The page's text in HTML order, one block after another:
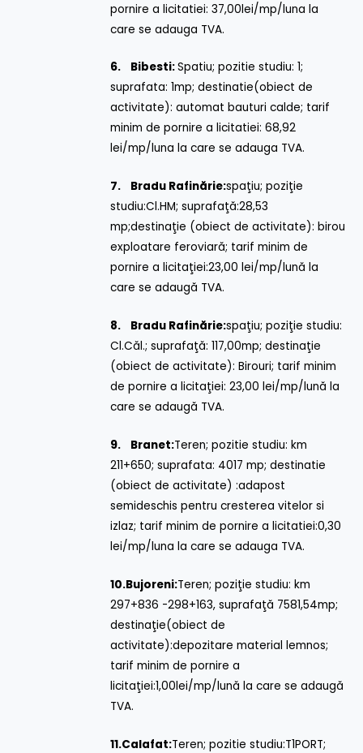
pornire a licitatiei: 37,00lei/mp/luna la
care se adauga TVA.
6. Bibesti:Spatiu; pozitie studiu: 1;
suprafata: 1mp; destinatie(obiect de
activitate): automat bauturi calde; tarif
minim de pornire a licitatiei: 68,92
lei/mp/luna la care se adauga TVA.
7. Bradu Rafinărie:spaţiu; poziţie
studiu:Cl.HM; suprafaţă:28,53
mp;destinaţie (obiect de activitate): birou
exploatare feroviară; tarif minim de
pornire a licitaţiei:23,00 lei/mp/lună la
care se adaugă TVA.
8. Bradu Rafinărie:spaţiu; poziţie studiu:
Cl.Căl.; suprafaţă: 117,00mp; destinaţie
(obiect de activitate): Birouri; tarif minim
de pornire a licitaţiei: 23,00 lei/mp/lună la
care se adaugă TVA.
9. Branet:Teren; pozitie studiu: km
211+650; suprafata: 4017 mp; destinatie
(obiect de activitate) :adapost
semideschis pentru cresterea vitelor si
izlaz; tarif minim de pornire a licitatiei:0,30
lei/mp/luna la care se adauga TVA.
10.Bujoreni:Teren; poziţie studiu: km
297+836 -298+163, suprafaţă 7581,54mp;
destinaţie(obiect de
activitate):depozitare material lemnos;
tarif minim de pornire a
licitaţiei:1,00lei/mp/lună la care se adaugă
TVA.
11.Calafat:Teren; pozitie studiu:T1PORT;